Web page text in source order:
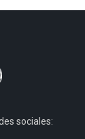
sociales: